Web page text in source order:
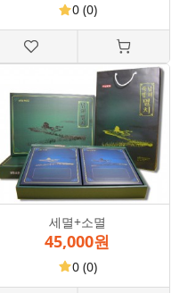
0 (0)
세멸+소멸
45,000원
0 (0)